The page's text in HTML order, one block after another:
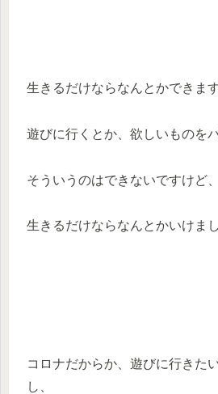
生きるだけならなんとかできます
遊びに行くとか、欲しいものを
そういうのはできないですけど、
生きるだけならなんとかいけまし
コロナだからか、遊びに行きた
し、